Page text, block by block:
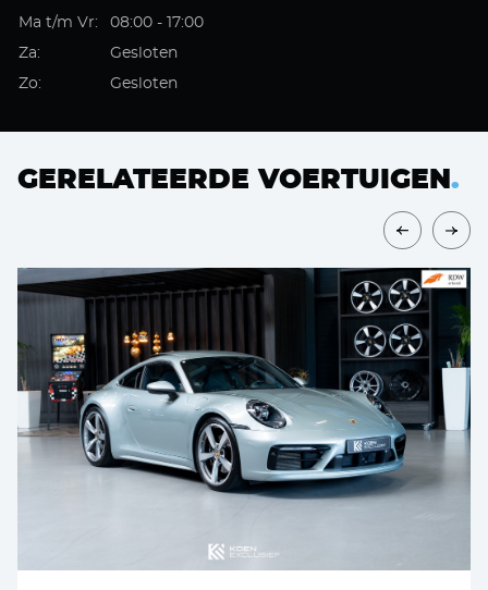
Ma t/m Vr:
08:00 - 17:00
Za:
Gesloten
Zo:
Gesloten
GERELATEERDE VOERTUIGEN.